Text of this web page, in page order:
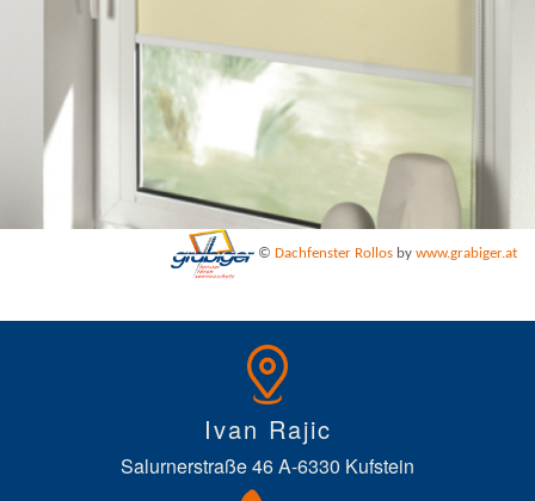
© Dachfenster Rollos by www.grabiger.at
Ivan Rajic
Salurnerstraße 46 A-6330 Kufstein